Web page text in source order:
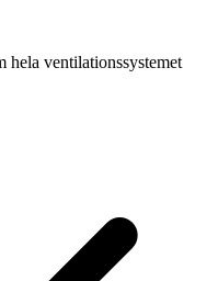
ventilationssystemet